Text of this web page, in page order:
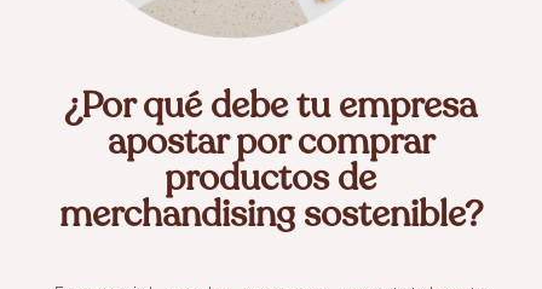
¿Por qué debe tu empresa
apostar por comprar
productos de
merchandising sostenible?